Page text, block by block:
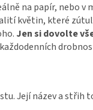
na papír, nebo v
květin, které
Jen si dovolte
každodenních
Její název a střih